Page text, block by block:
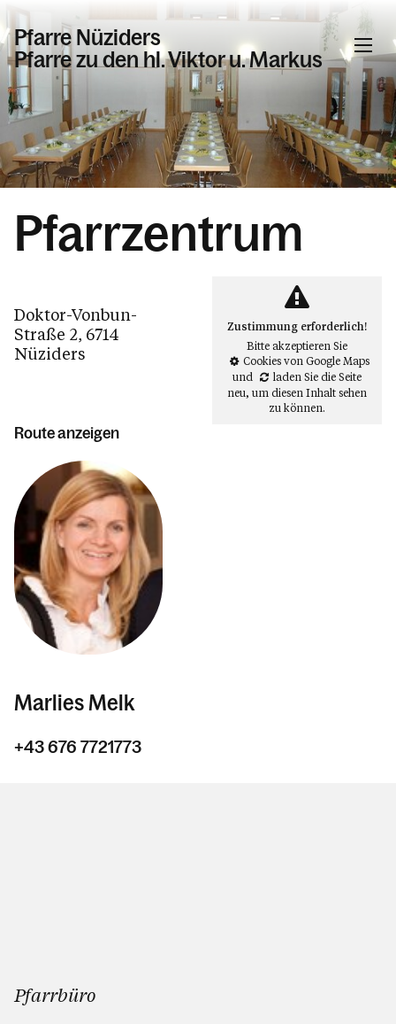
Pfarre Nüziders
Pfarre zu den hl. Viktor u. Markus
Informationen
Veranstaltungen
Beschlüsse, Bekannmachungen
Tod, Beerdigung & Trauer
Das Pastoral-Team Nüziders
Pfarrzentrum
Pfarrblatt
Dienstpläne
Der Seelsorgeraum Bludenz
Kalender
Kontakt
Pfarrzentrum
Doktor-Vonbun-
Straße 2, 6714
Nüziders
Route anzeigen
Zustimmung erforderlich!
Bitte akzeptieren Sie
Cookies von Google Maps
und
laden Sie die Seite
neu, um diesen Inhalt sehen
zu können.
Marlies Melk
+43 676 7721773
Pfarrbüro